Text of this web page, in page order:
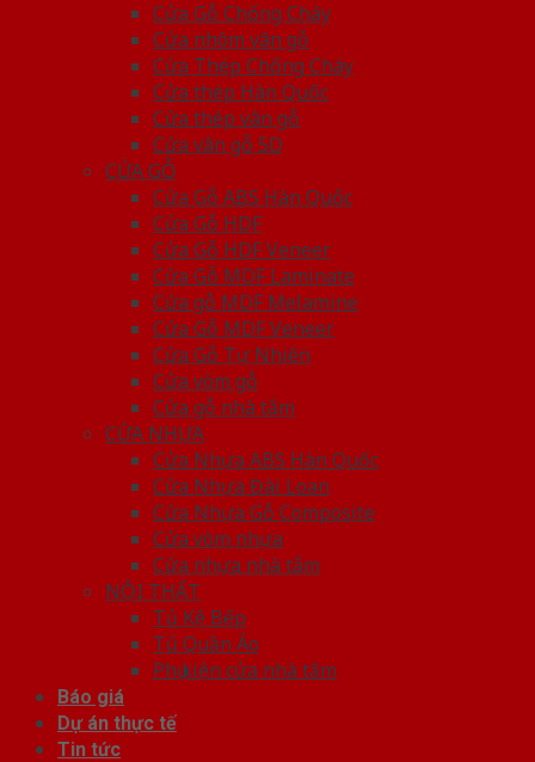
Cửa Gỗ Chống Cháy
Cửa nhôm vân gỗ
Cửa Thép Chống Cháy
Cửa thép Hàn Quốc
Cửa thép vân gỗ
Cửa vân gỗ 5D
CỬA GỖ
Cửa Gỗ ABS Hàn Quốc
Cửa Gỗ HDF
Cửa Gỗ HDF Veneer
Cửa Gỗ MDF Laminate
Cửa gỗ MDF Melamine
Cửa Gỗ MDF Veneer
Cửa Gỗ Tự Nhiên
Cửa vòm gỗ
Cửa gỗ nhà tắm
CỬA NHỰA
Cửa Nhựa ABS Hàn Quốc
Cửa Nhựa Đài Loan
Cửa Nhựa Gỗ Composite
Cửa vòm nhựa
Cửa nhựa nhà tắm
NỘI THẤT
Tủ Kệ Bếp
Tủ Quần Áo
Phụ kiện cửa nhà tắm
Báo giá
Dự án thực tế
Tin tức